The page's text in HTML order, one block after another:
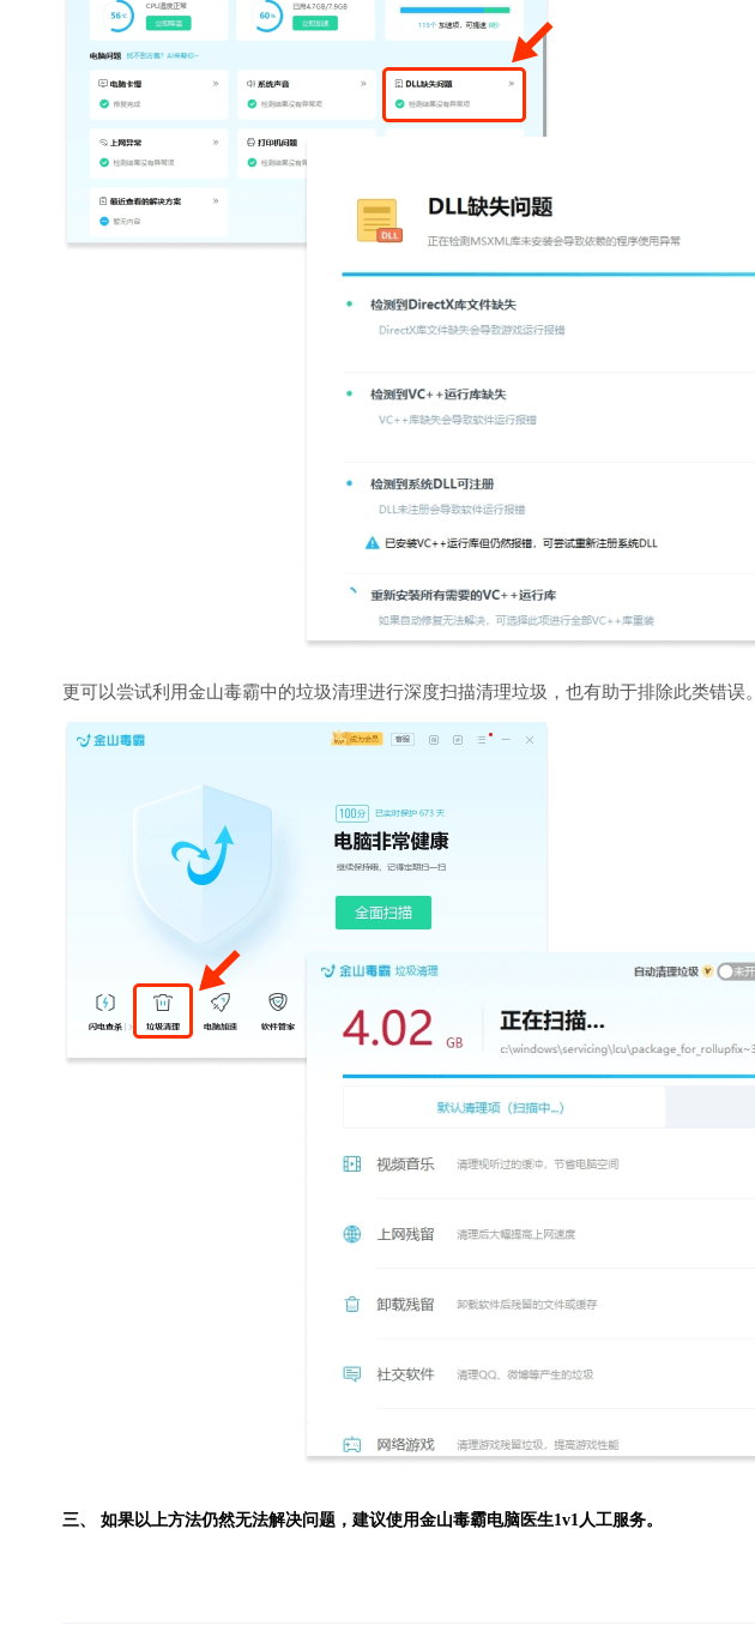
更可以尝试利用金山毒霸中的垃圾清理进行深度扫描清理垃圾，也有助于排除此类错误。
三、 如果以上方法仍然无法解决问题，建议使用金山毒霸电脑医生1v1人工服务。